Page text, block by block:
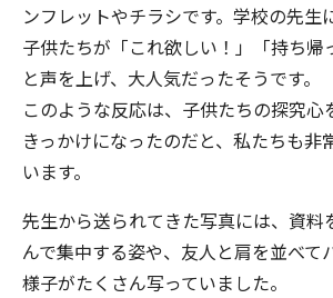
ンフレットやチラシです。学校の先生
子供たちが「これ欲しい！」「持ち帰
と声を上げ、大人気だったそうです。
このような反応は、子供たちの探究心
きっかけになったのだと、私たちも非
います。
先生から送られてきた写真には、資料
んで集中する姿や、友人と肩を並べて
様子がたくさん写っていました。